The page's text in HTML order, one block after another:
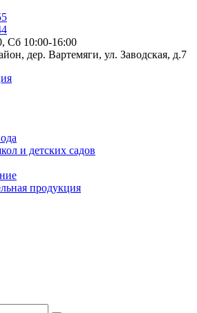
Сб 10:00-16:00
дер. Вартемяги, ул. Заводская, д.7
и детских садов
продукция